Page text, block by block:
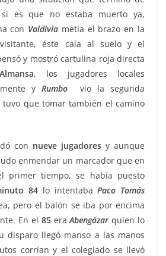
es que no estaba muerto ya,
con Valdivia metía el brazo en la
éste caía al suelo y el
y mostró cartulina roja directa
Almansa, los jugadores locales
yRumbo vio la segunda
que tomar también el camino
con nueve jugadores y aunque
enmendar un marcador que en
primer tiempo, se había puesto
84 lo intentabaPaco Tomás
pero el balón se iba por encima
En el 85eraAbengózar quien lo
disparo llegó manso a las manos
corrían y el colegiado se llevó